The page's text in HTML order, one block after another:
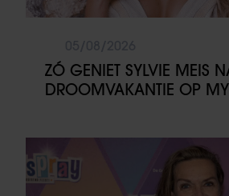
ZÓ GENIET SYLVIE MEIS
DROOMVAKANTIE OP